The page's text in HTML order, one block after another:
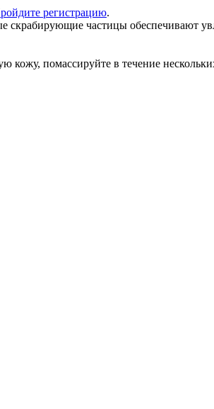
регистрацию.
скрабирующие частицы обеспечивают
помассируйте в течение